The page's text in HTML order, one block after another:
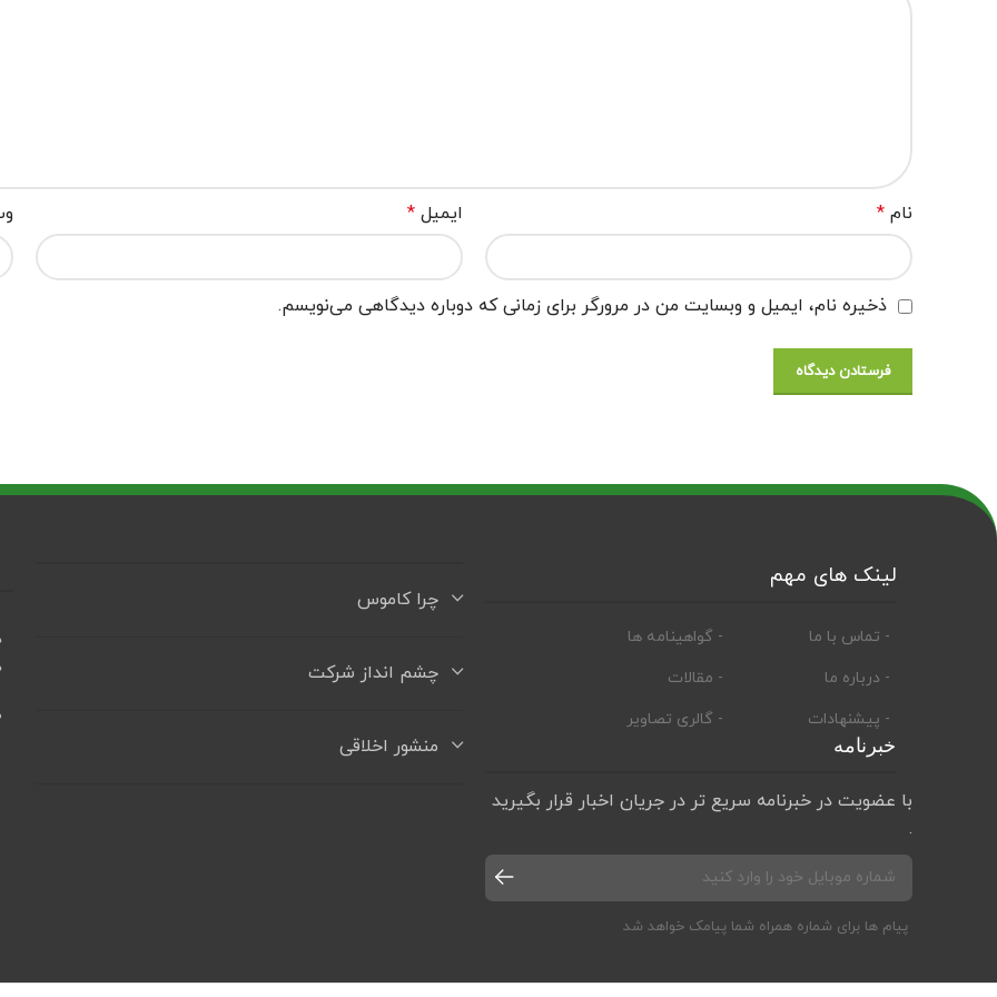
نام * ایمیل *
ذخیره نام، ایمیل و وبسایت من در مرورگر برای زمانی که دوباره دیدگاهی می‌نویسم.
لینک های مهم
- تماس با ما
- درباره ما
- پیشنهادات
- گواهینامه ها
- مقالات
- گالری تصاویر
خبرنامه
با عضویت در خبرنامه سریع تر در جریان اخبار قرار بگیرید
.
پیام ها برای شماره همراه شما پیامک خواهد شد
چرا کاموس
چشم انداز شرکت
منشور اخلاقی